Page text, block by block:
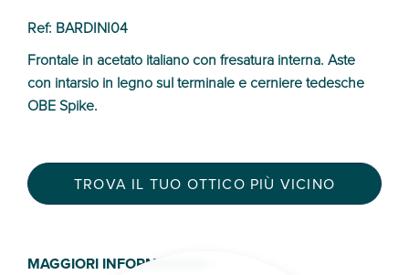
Ref: BARDINI04
Frontale in acetato italiano con fresatura interna. Aste
con intarsio in legno sul terminale e cerniere tedesche
OBE Spike.
TROVA IL TUO OTTICO PIÙ VICINO
MAGGIORI INFORMAZIONI >